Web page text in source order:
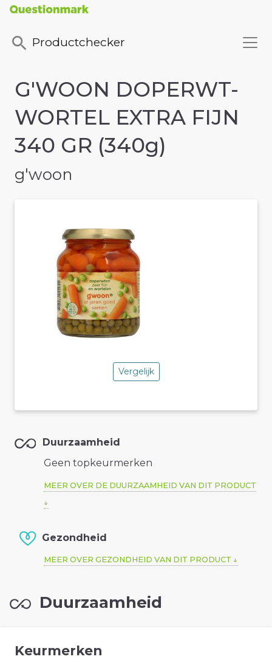
Productchecker
G'WOON DOPERWT-
WORTEL EXTRA FIJN
340 GR (340g)
g'woon
Vergelijk
Duurzaamheid
Geen topkeurmerken
MEER OVER DE DUURZAAMHEID VAN DIT PRODUCT
Gezondheid
MEER OVER GEZONDHEID VAN DIT PRODUCT
Duurzaamheid
Keurmerken